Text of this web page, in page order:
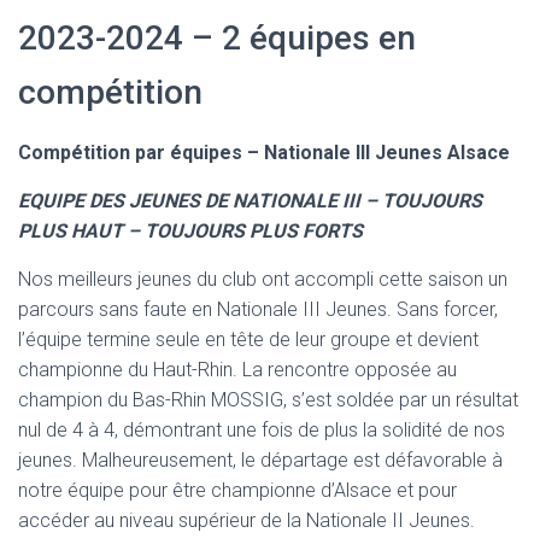
2023-2024 – 2 équipes en
compétition
Compétition par équipes – Nationale III Jeunes Alsace
EQUIPE DES JEUNES DE NATIONALE III – TOUJOURS
PLUS HAUT – TOUJOURS PLUS FORTS
Nos meilleurs jeunes du club ont accompli cette saison un
parcours sans faute en Nationale III Jeunes. Sans forcer,
l’équipe termine seule en tête de leur groupe et devient
championne du Haut-Rhin. La rencontre opposée au
champion du Bas-Rhin MOSSIG, s’est soldée par un résultat
nul de 4 à 4, démontrant une fois de plus la solidité de nos
jeunes. Malheureusement, le départage est défavorable à
notre équipe pour être championne d’Alsace et pour
accéder au niveau supérieur de la Nationale II Jeunes.